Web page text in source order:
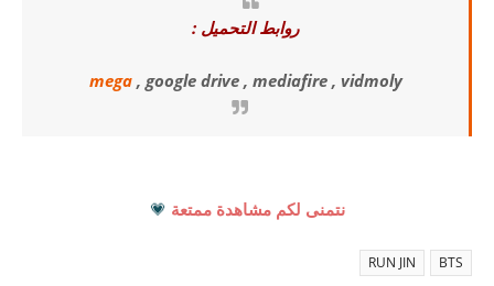
روابط التحميل :
mega, google drive , mediafire , vidmoly
نتمنى لكم مشاهدة ممتعة 💗
BTS
RUN JIN